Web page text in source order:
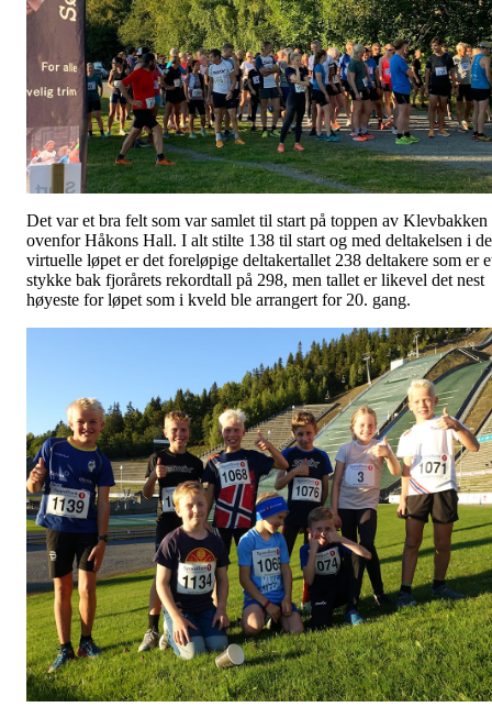
Det var et bra felt som var samlet til start på toppen av Klevbakken
ovenfor Håkons Hall. I alt stilte 138 til start og med deltakelsen i
virtuelle løpet er det foreløpige deltakertallet 238 deltakere som er
stykke bak fjorårets rekordtall på 298, men tallet er likevel det nest
høyeste for løpet som i kveld ble arrangert for 20. gang.